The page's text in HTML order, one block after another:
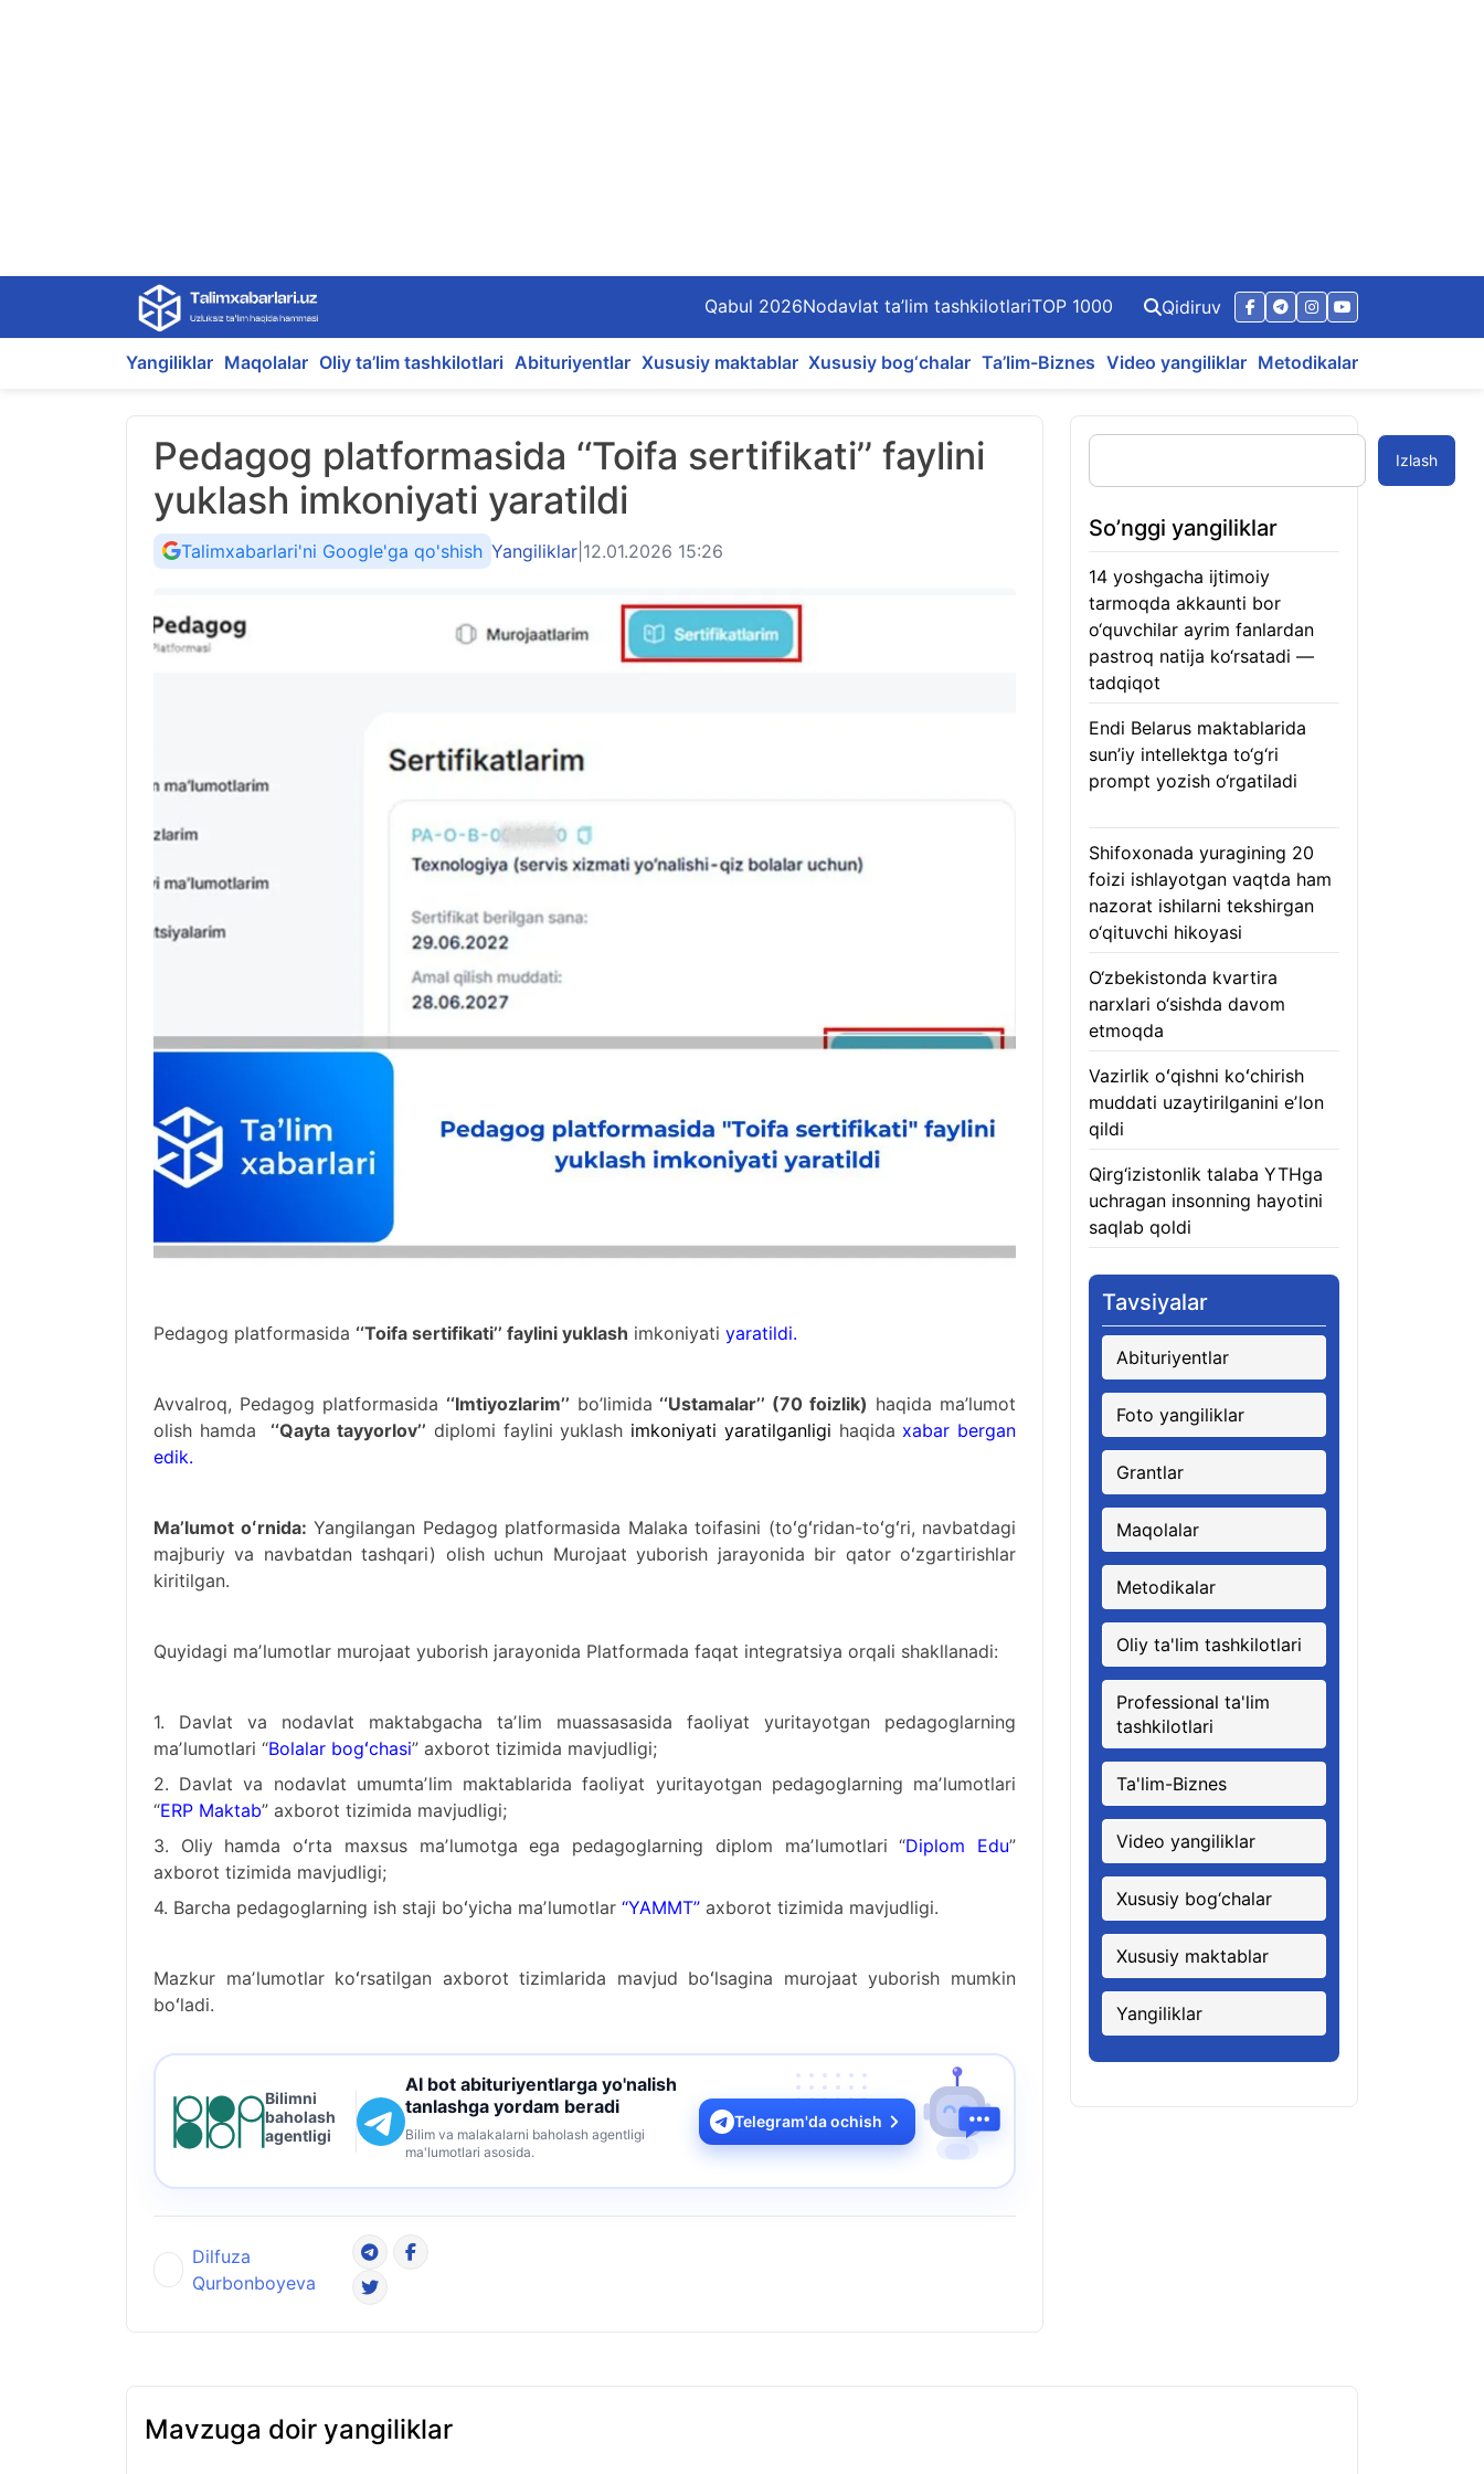
content
Qabul 2026Nodavlat ta’lim tashkilotlariTOP 1000 Qidiruv
Yangiliklar Maqolalar Oliy ta’lim tashkilotlari Abituriyentlar Xususiy maktablar Xususiy bog‘chalar Ta’lim-Biznes Video yangiliklar Metodikalar
Pedagog platformasida ‘‘Toifa sertifikati’’ faylini
yuklash imkoniyati yaratildi
Talimxabarlari'ni Google'ga qo'shish Yangiliklar 12.01.2026 15:26
Pedagog platformasida ‘‘Toifa sertifikati’’ faylini yuklash imkoniyati yaratildi.
Avvalroq, Pedagog platformasida ‘‘Imtiyozlarim’’ bo’limida ‘‘Ustamalar’’ (70 foizlik) haqida ma’lumot
olish hamda ‘‘Qayta tayyorlov’’ diplomi faylini yuklash imkoniyati yaratilganligi haqida xabar bergan
edik.
Maʼlumot oʻrnida: Yangilangan Pedagog platformasida Malaka toifasini (toʻgʻridan-toʻgʻri, navbatdagi
majburiy va navbatdan tashqari) olish uchun Murojaat yuborish jarayonida bir qator oʻzgartirishlar
kiritilgan.
Quyidagi maʼlumotlar murojaat yuborish jarayonida Platformada faqat integratsiya orqali shakllanadi:
1. Davlat va nodavlat maktabgacha taʼlim muassasasida faoliyat yuritayotgan pedagoglarning
maʼlumotlari “Bolalar bogʻchasi” axborot tizimida mavjudligi;
2. Davlat va nodavlat umumtaʼlim maktablarida faoliyat yuritayotgan pedagoglarning maʼlumotlari
“ERP Maktab” axborot tizimida mavjudligi;
3. Oliy hamda oʻrta maxsus maʼlumotga ega pedagoglarning diplom maʼlumotlari “Diplom Edu”
axborot tizimida mavjudligi;
4. Barcha pedagoglarning ish staji boʻyicha maʼlumotlar “YAMMT” axborot tizimida mavjudligi.
Mazkur maʼlumotlar koʻrsatilgan axborot tizimlarida mavjud boʻlsagina murojaat yuborish mumkin
boʻladi.
Bilimni
baholash
agentligi
AI bot abituriyentlarga yo'nalish
tanlashga yordam beradi
Bilim va malakalarni baholash agentligi
ma'lumotlari asosida.
Telegram'da ochish
Dilfuza
Qurbonboyeva
Izlash
So’nggi yangiliklar
14 yoshgacha ijtimoiy
tarmoqda akkaunti bor
o‘quvchilar ayrim fanlardan
pastroq natija ko‘rsatadi —
tadqiqot
Endi Belarus maktablarida
sun’iy intellektga to‘g‘ri
prompt yozish o‘rgatiladi
Shifoxonada yuragining 20
foizi ishlayotgan vaqtda ham
nazorat ishilarni tekshirgan
o‘qituvchi hikoyasi
O‘zbekistonda kvartira
narxlari o‘sishda davom
etmoqda
Vazirlik oʻqishni koʻchirish
muddati uzaytirilganini eʼlon
qildi
Qirg‘izistonlik talaba YTHga
uchragan insonning hayotini
saqlab qoldi
Tavsiyalar
Abituriyentlar
Foto yangiliklar
Grantlar
Maqolalar
Metodikalar
Oliy ta'lim tashkilotlari
Professional ta'lim
tashkilotlari
Ta'lim-Biznes
Video yangiliklar
Xususiy bog‘chalar
Xususiy maktablar
Yangiliklar
Mavzuga doir yangiliklar